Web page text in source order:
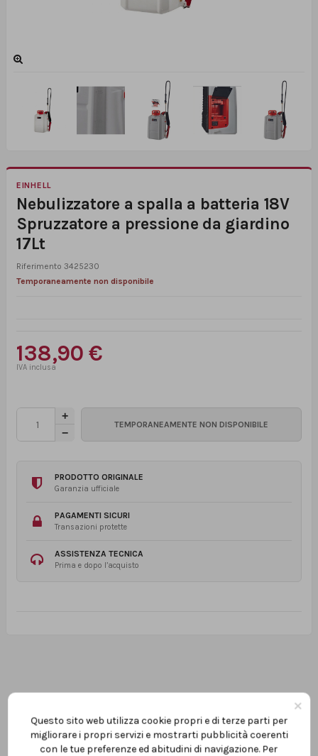
EINHELL
Nebulizzatore a spalla a batteria 18V
Spruzzatore a pressione da giardino
17Lt
Riferimento 3425230
Temporaneamente non disponibile
138,90 €
PRODOTTO ORIGINALE
Garanzia ufficiale
PAGAMENTI SICURI
Transazioni protette
ASSISTENZA TECNICA
Prima e dopo l’acquisto
Descrizione
×
Questo sito web utilizza cookie propri e di terze parti per
migliorare i propri servizi e mostrarti pubblicità coerenti
con le tue preferenze ed abitudini di navigazione. Per